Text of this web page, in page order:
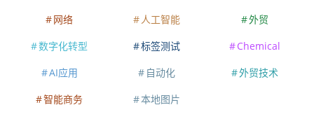
网络
人工智能
外贸
数字化转型
标签测试
Chemical
AI应用
自动化
外贸技术
智能商务
本地图片